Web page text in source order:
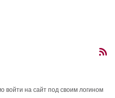
войти на сайт под своим логином